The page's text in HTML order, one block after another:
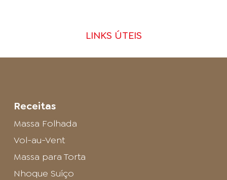
LINKS ÚTEIS
Receitas
Massa Folhada
Vol-au-Vent
Massa para Torta
Nhoque Suíço